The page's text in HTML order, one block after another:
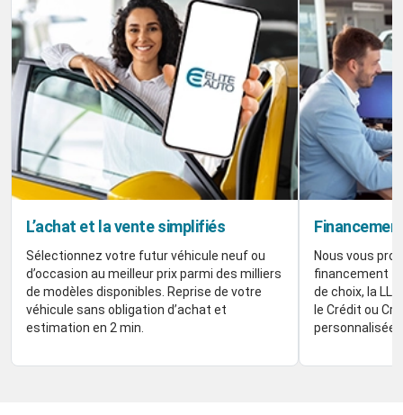
L’achat et la vente simplifiés
Sélectionnez votre futur véhicule neuf ou
d’occasion au meilleur prix parmi des milliers
de modèles disponibles. Reprise de votre
véhicule sans obligation d’achat et
estimation en 2 min.
Nous vous
financement
de choix, la
le Crédit ou
personnalisée.